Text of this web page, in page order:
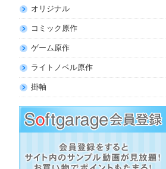
オリジナル
コミック原作
ゲーム原作
ライトノベル原作
掛軸